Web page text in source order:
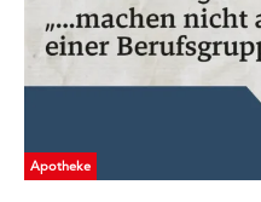
Apotheke